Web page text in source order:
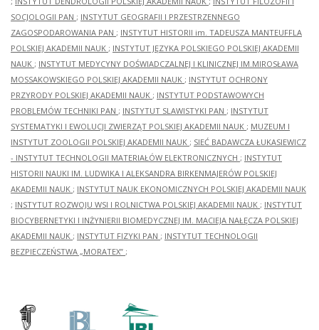
SOCJOLOGII PAN ; INSTYTUT GEOGRAFII I PRZESTRZENNEGO
ZAGOSPODAROWANIA PAN ; INSTYTUT HISTORII im. TADEUSZA MANTEUFFLA
POLSKIEJ AKADEMII NAUK ; INSTYTUT JĘZYKA POLSKIEGO POLSKIEJ AKADEMII
NAUK ; INSTYTUT MEDYCYNY DOŚWIADCZALNEJ I KLINICZNEJ IM.MIROSŁAWA
MOSSAKOWSKIEGO POLSKIEJ AKADEMII NAUK ; INSTYTUT OCHRONY
PRZYRODY POLSKIEJ AKADEMII NAUK ; INSTYTUT PODSTAWOWYCH
PROBLEMÓW TECHNIKI PAN ; INSTYTUT SLAWISTYKI PAN ; INSTYTUT
SYSTEMATYKI I EWOLUCJI ZWIERZĄT POLSKIEJ AKADEMII NAUK ; MUZEUM I
INSTYTUT ZOOLOGII POLSKIEJ AKADEMII NAUK ; SIEĆ BADAWCZA ŁUKASIEWICZ
- INSTYTUT TECHNOLOGII MATERIAŁÓW ELEKTRONICZNYCH ; INSTYTUT
HISTORII NAUKI IM. LUDWIKA I ALEKSANDRA BIRKENMAJERÓW POLSKIEJ
AKADEMII NAUK ; INSTYTUT NAUK EKONOMICZNYCH POLSKIEJ AKADEMII NAUK
; INSTYTUT ROZWOJU WSI I ROLNICTWA POLSKIEJ AKADEMII NAUK ; INSTYTUT
BIOCYBERNETYKI I INŻYNIERII BIOMEDYCZNEJ IM. MACIEJA NAŁĘCZA POLSKIEJ
AKADEMII NAUK ; INSTYTUT FIZYKI PAN ; INSTYTUT TECHNOLOGII
BEZPIECZEŃSTWA „MORATEX” ;